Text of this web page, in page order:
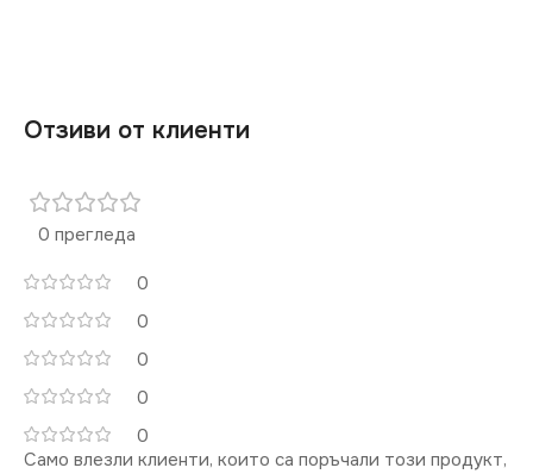
Отзиви от клиенти
0 прегледа
0
0
0
0
0
Само влезли клиенти, които са поръчали този продукт,